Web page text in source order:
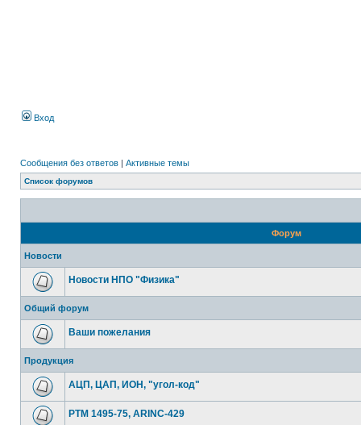
Вход
Сообщения без ответов | Активные темы
Список форумов
Форум
Новости
Новости НПО "Физика"
Общий форум
Ваши пожелания
Продукция
АЦП, ЦАП, ИОН, "угол-код"
РТМ 1495-75, ARINC-429